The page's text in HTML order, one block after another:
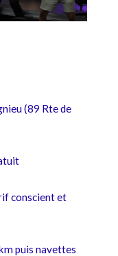
(89 Rte de
conscient et
puis navettes